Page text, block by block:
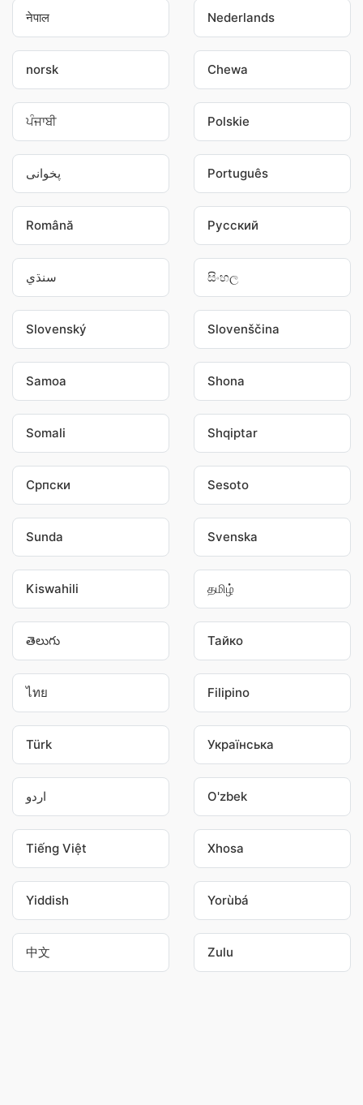
नेपाल Nederlands
norsk Chewa
ਪੰਜਾਬੀ Polskie
پخوانی Português
Română Pусский
سنڌي සිංහල
Slovenský Slovenščina
Samoa Shona
Somali Shqiptar
Српски Sesoto
Sunda Svenska
Kiswahili தமிழ்
తెలుగు Тайко
ไทย Filipino
Türk Українська
اردو O'zbek
Tiếng Việt Xhosa
Yiddish Yorùbá
中文 Zulu